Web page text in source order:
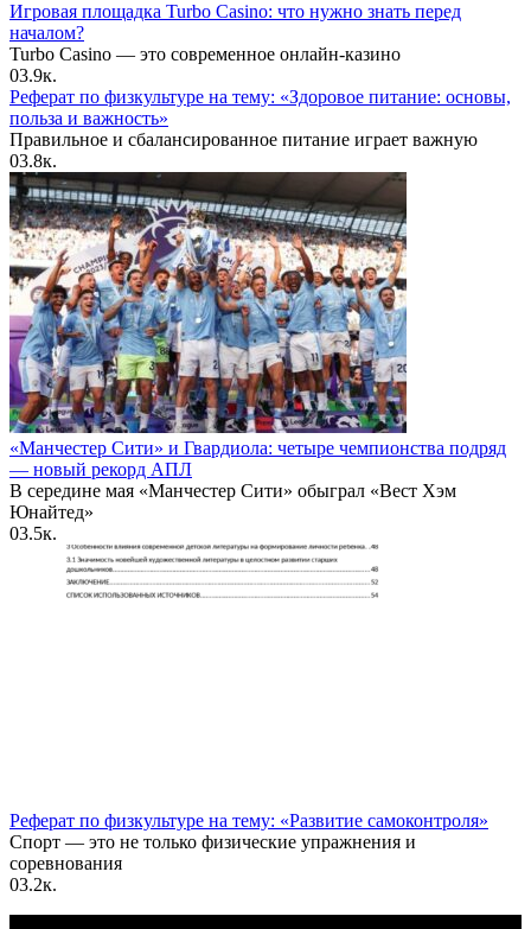
Игровая площадка Turbo Casino: что нужно знать перед
началом?
Turbo Casino — это современное онлайн-казино
03.9к.
Реферат по физкультуре на тему: «Здоровое питание: основы,
польза и важность»
Правильное и сбалансированное питание играет важную
03.8к.
«Манчестер Сити» и Гвардиола: четыре чемпионства подряд
— новый рекорд АПЛ
В середине мая «Манчестер Сити» обыграл «Вест Хэм
Юнайтед»
03.5к.
Реферат по физкультуре на тему: «Развитие самоконтроля»
Спорт — это не только физические упражнения и
соревнования
03.2к.